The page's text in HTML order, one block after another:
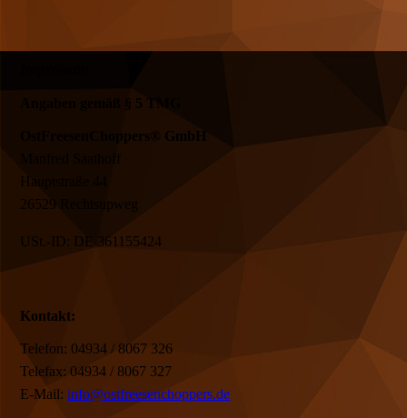
Angaben gemäß § 5 TMG
OstFreesenChoppers® GmbH
Manfred Saathoff
Hauptstraße 44
26529 Rechtsupweg
USt.-ID: DE 361155424
Kontakt:
Telefon: 04934 / 8067 326
Telefax: 04934 / 8067 327
E-Mail:info@ostfreesenchoppers.de